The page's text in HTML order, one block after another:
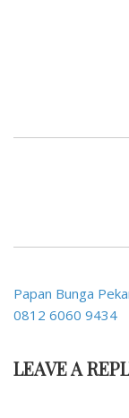
Post
navigation
Papan Bunga
0812 6060 9434
LEAVE A